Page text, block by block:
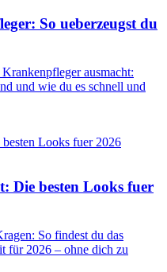
So ueberzeugst du
ausmacht:
und wie du es schnell und
Die besten Looks fuer
So findest du das
für 2026 – ohne dich zu